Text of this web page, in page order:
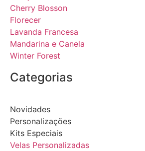
Cherry Blosson
Florecer
Lavanda Francesa
Mandarina e Canela
Winter Forest
Categorias
Novidades
Personalizações
Kits Especiais
Velas Personalizadas